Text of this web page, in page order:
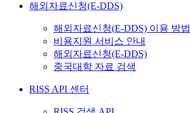
해외자료신청(E-DDS)
해외자료신청(E-DDS) 이용 방법
비용지원 서비스 안내
해외자료신청(E-DDS)
중국대학 자료 검색
RISS API 센터